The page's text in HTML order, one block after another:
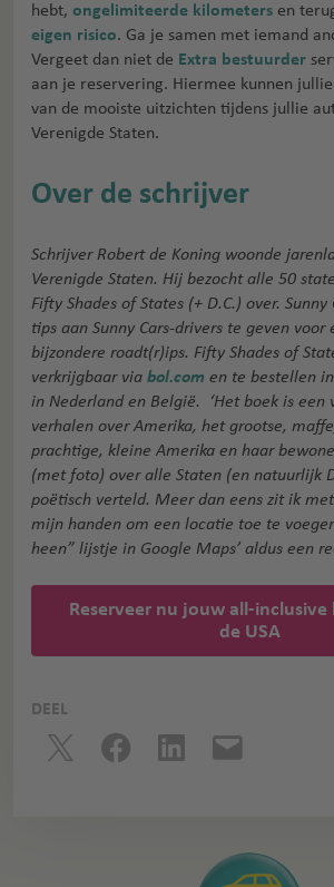
hebt, ongelimiteerde kilometers en
eigen risico. Ga je samen met iemand
Vergeet dan niet de Extra bestuurder
aan je reservering. Hiermee kunnen
van de mooiste uitzichten tijdens jullie
Verenigde Staten.
Over de schrijver
Schrijver Robert de Koning woonde
Verenigde Staten. Hij bezocht alle 50
Fifty Shades of States (+ D.C.) over.
tips aan Sunny Cars-drivers te geven voor
bijzondere roadt(r)ips. Fifty Shades of
verkrijgbaar via bol.com en te bestellen
in Nederland en België. ‘Het boek is een
verhalen over Amerika, het grootse,
prachtige, kleine Amerika en haar
(met foto) over alle Staten (en natuurlijk
poëtisch verteld. Meer dan eens zit ik
mijn handen om een locatie toe te
heen” lijstje in Google Maps’ aldus een
Reserveer nu jouw all-
de USA
DEEL